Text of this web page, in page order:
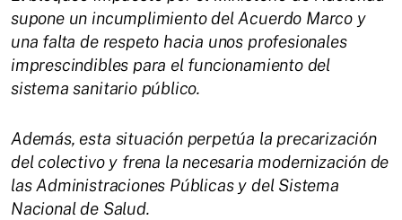
supone un incumplimiento del Acuerdo Marco y
una falta de respeto hacia unos profesionales
imprescindibles para el funcionamiento del
sistema sanitario público.
Además, esta situación perpetúa la precarización
del colectivo y frena la necesaria modernización de
las Administraciones Públicas y del Sistema
Nacional de Salud.